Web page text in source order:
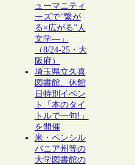
ューマニティ
ーズで“繋が
る×広がる”人
文学―」
（8/24-25・大
阪府）
埼玉県立久喜
図書館、休館
日特別イベン
ト「本のタイ
トルで一句!」
を開催
米・ペンシル
バニア州等の
大学図書館の